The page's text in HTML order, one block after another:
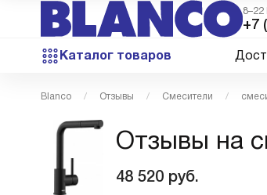
+7
Каталог товаров
Blanco Отзывы Смесители
Отзывы на
48 520 руб.